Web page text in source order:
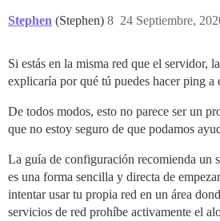
Stephen (Stephen) 24 Septiembre,
8
Si estás en la misma red que el servidor,
explicaría por qué tú puedes hacer ping a
De todos modos, esto no parece ser un
que no estoy seguro de que podamos
La guía de configuración recomienda un
es una forma sencilla y directa de
intentar usar tu propia red en un área
servicios de red prohíbe activamente el